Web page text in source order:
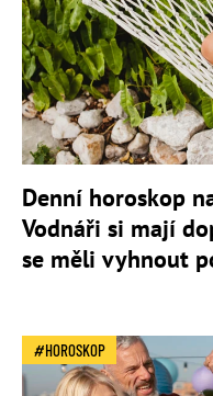
Denní horoskop
Vodnáři si mají
se měli vyhnout
HOROSKOP